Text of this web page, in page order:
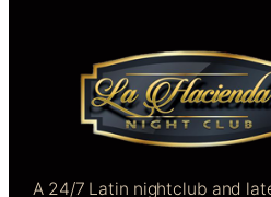
A 24/7 Latin nightclub and